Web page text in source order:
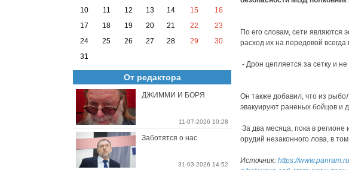
По его словам, сети являются
расход их на передовой всегда
- Дрон цепляется за сетку и
Он также добавил, что из
эвакуируют раненых бойцов и
За два месяца, пока в
орудий незаконного лова, в
Источник: https://
10
11 12 13 14 15
16
17
18 19 20 21 22
23
24
25 26 27 28 29
30
31
От редактора
ДЖИММИ И БОРЯ
11-07-2026 10:28
Заботятся о нас
31-03-2026 14:52